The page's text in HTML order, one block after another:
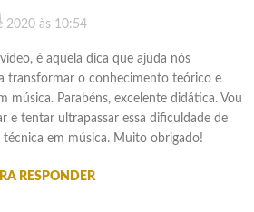
2020 às 10:54
é aquela dica que ajuda nós
transformar o conhecimento teórico e
música. Parabéns, excelente didática. Vou
e tentar ultrapassar essa dificuldade de
em música. Muito obrigado!
RESPONDER